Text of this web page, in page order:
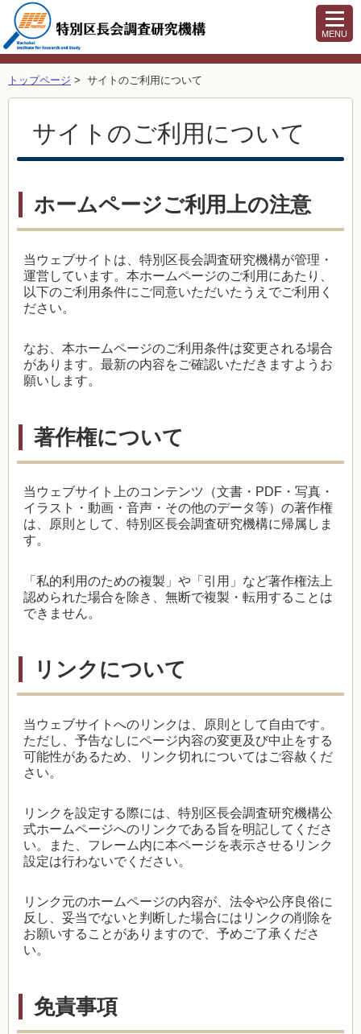
MENU
トップページ > サイトのご利用について
サイトのご利用について
ホームページご利用上の注意
当ウェブサイトは、特別区長会調査研究機構が管理・
運営しています。本ホームページのご利用にあたり、
以下のご利用条件にご同意いただいたうえでご利用く
ださい。
なお、本ホームページのご利用条件は変更される場合
があります。最新の内容をご確認いただきますようお
願いします。
著作権について
当ウェブサイト上のコンテンツ（文書・ PDF ・写真・
イラスト・動画・音声・その他のデータ等）の著作権
は、原則として、特別区長会調査研究機構に帰属しま
す。
「私的利用のための複製」や「引用」など著作権法上
認められた場合を除き、無断で複製・転用することは
できません。
リンクについて
当ウェブサイトへのリンクは、原則として自由です。
ただし、予告なしにページ内容の変更及び中止をする
可能性があるため、リンク切れについてはご容赦くだ
さい。
リンクを設定する際には、特別区長会調査研究機構公
式ホームページへのリンクである旨を明記してくださ
い。また、フレーム内に本ページを表示させるリンク
設定は行わないでください。
リンク元のホームページの内容が、法令や公序良俗に
反し、妥当でないと判断した場合にはリンクの削除を
お願いすることがありますので、予めご了承くださ
い。
免責事項